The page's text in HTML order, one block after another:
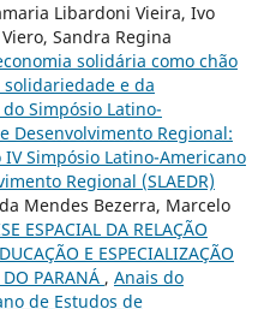
Libardoni Vieira, Ivo
Sandra Regina
solidária como chão
e da
Simpósio Latino-
Desenvolvimento Regional:
Simpósio Latino-Americano
Regional (SLAEDR)
Mendes Bezerra, Marcelo
ESPACIAL DA RELAÇÃO
E ESPECIALIZAÇÃO
PARANÁ , Anais do
de Estudos de